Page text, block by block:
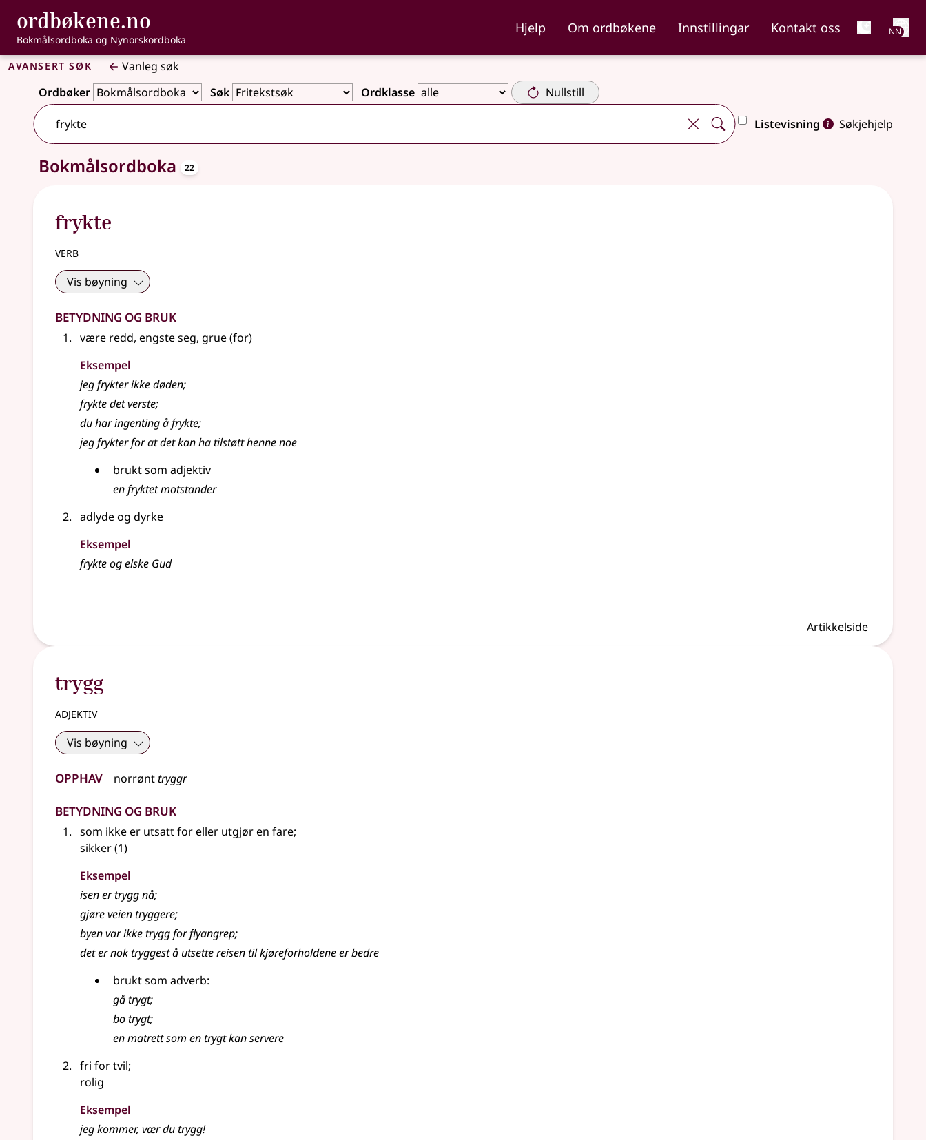
Gå til hovudinnhald
Tilgjenge
ordbøkene.no , Bokmålsordboka og Nynorskordboka
Bokmålsordboka og Nynorskordboka
Hjelp Om ordbøkene Innstillingar Kontakt oss NN
Avansert søk
Vanleg søk
Ordbøker
Søk Ordklasse Nullstill
Listevisning Søkjehjelp
22 treff
Bokmålsordboka 22 oppslagsord
frykte
verb
Vis bøyning
Betydning og bruk
være redd, engste seg, grue (for)
Eksempel
jeg frykter ikke døden;
fryktedet verste;
du har ingenting åfrykte;
jegfrykterfor at det kan ha tilstøtt henne noe
brukt som adjektiv
enfryktetmotstander
adlyde og dyrke
Eksempel
frykteog elske Gud
Artikkelside
trygg
adjektiv
Vis bøyning
Opphav norrønttryggr
Betydning og bruk
som ikke er utsatt for eller utgjør en fare;
sikker(1)
Eksempel
isen ertryggnå;
gjøre veien tryggere;
byen var ikketryggfor flyangrep;
det er nok tryggest å utsette reisen til kjøreforholdene er bedre
brukt som adverb:
gå trygt;
bo trygt;
en matrett som en trygt kan servere
fri for tvil;
rolig
Eksempel
jeg kommer, vær du trygg!